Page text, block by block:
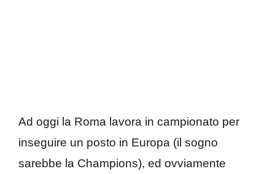
Ad oggi la Roma lavora in campionato per
inseguire un posto in Europa (il sogno
sarebbe la Champions), ed ovviamente